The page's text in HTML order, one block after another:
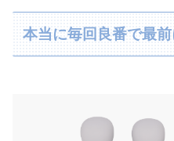
本当に毎回良番で最